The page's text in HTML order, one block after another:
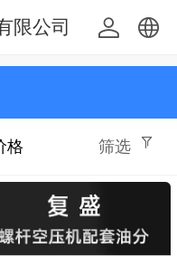
限公司
格 筛选